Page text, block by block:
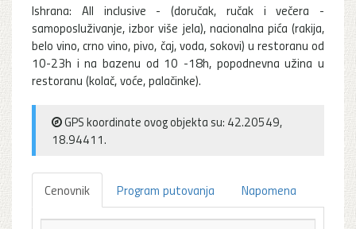
Ishrana: All inclusive - (doručak, ručak i večera -
samoposluživanje, izbor više jela), nacionalna pića (rakija,
belo vino, crno vino, pivo, čaj, voda, sokovi) u restoranu od
10-23h i na bazenu od 10 -18h, popodnevna užina u
restoranu (kolač, voće, palačinke).
GPS koordinate ovog objekta su: 42.20549,
18.94411.
Cenovnik Program putovanja Napomena